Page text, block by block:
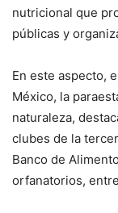
nutricional que
públicas y
En este aspecto,
México, la
naturaleza,
clubes de la
Banco de
orfanatorios,